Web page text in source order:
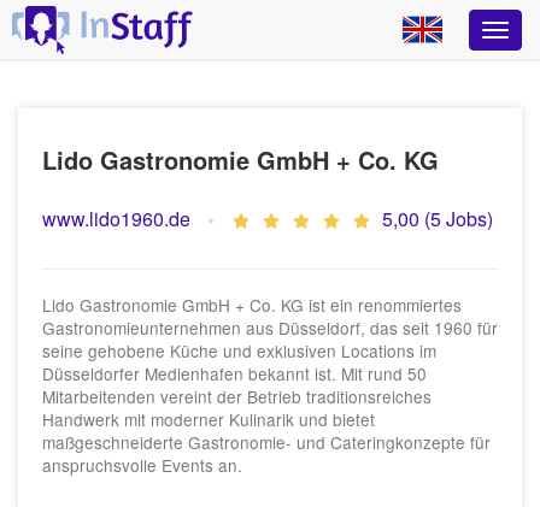
Lido Gastronomie GmbH + Co. KG
www.lido1960.de 5,00 (5 Jobs)
Lido Gastronomie GmbH + Co. KG ist ein renommiertes
Gastronomieunternehmen aus Düsseldorf, das seit 1960 für
seine gehobene Küche und exklusiven Locations im
Düsseldorfer Medienhafen bekannt ist. Mit rund 50
Mitarbeitenden vereint der Betrieb traditionsreiches
Handwerk mit moderner Kulinarik und bietet
maßgeschneiderte Gastronomie- und Cateringkonzepte für
anspruchsvolle Events an.